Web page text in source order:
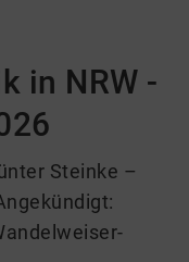
in NRW -
Steinke –